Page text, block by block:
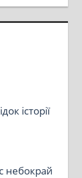
історії
небокрай